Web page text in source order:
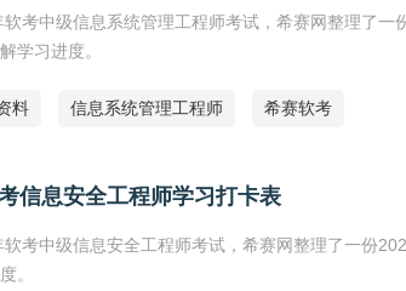
考中级信息系统管理工程师考试，希赛网整理了一
学习进度。
料 信息系统管理工程师 希赛软考
信息安全工程师学习打卡表
考中级信息安全工程师考试，希赛网整理了一份
。